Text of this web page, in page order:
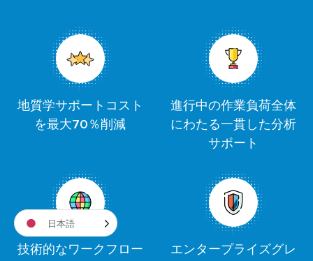
地質学サポートコスト
を最大70％削減
進行中の作業負荷全体
にわたる一貫した分析
サポート
技術的なワークフロー エンタープライズグレ
日本語